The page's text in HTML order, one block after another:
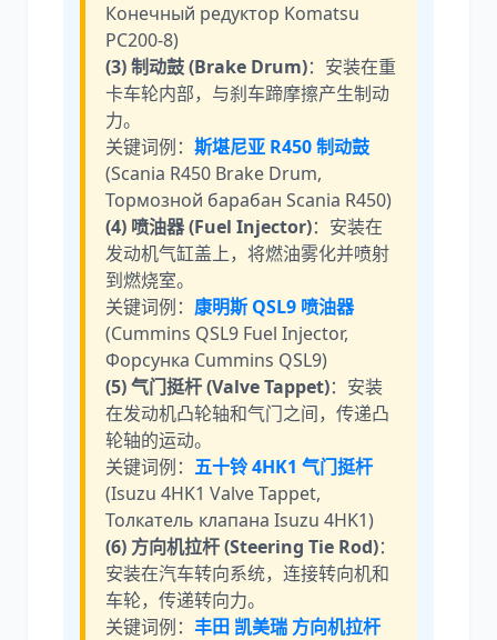
Конечный редуктор Komatsu
PC200-8)
(3) 制动鼓 (Brake Drum)：安装在重
卡车轮内部，与刹车蹄摩擦产生制动
力。
关键词例： 斯堪尼亚 R450 制动鼓
(Scania R450 Brake Drum,
Тормозной барабан Scania R450)
(4) 喷油器 (Fuel Injector)：安装在
发动机气缸盖上，将燃油雾化并喷射
到燃烧室。
关键词例： 康明斯 QSL9 喷油器
(Cummins QSL9 Fuel Injector,
Форсунка Cummins QSL9)
(5) 气门挺杆 (Valve Tappet)：安装
在发动机凸轮轴和气门之间，传递凸
轮轴的运动。
关键词例： 五十铃 4HK1 气门挺杆
(Isuzu 4HK1 Valve Tappet,
Толкатель клапана Isuzu 4HK1)
(6) 方向机拉杆 (Steering Tie Rod)：
安装在汽车转向系统，连接转向机和
车轮，传递转向力。
关键词例： 丰田 凯美瑞 方向机拉杆